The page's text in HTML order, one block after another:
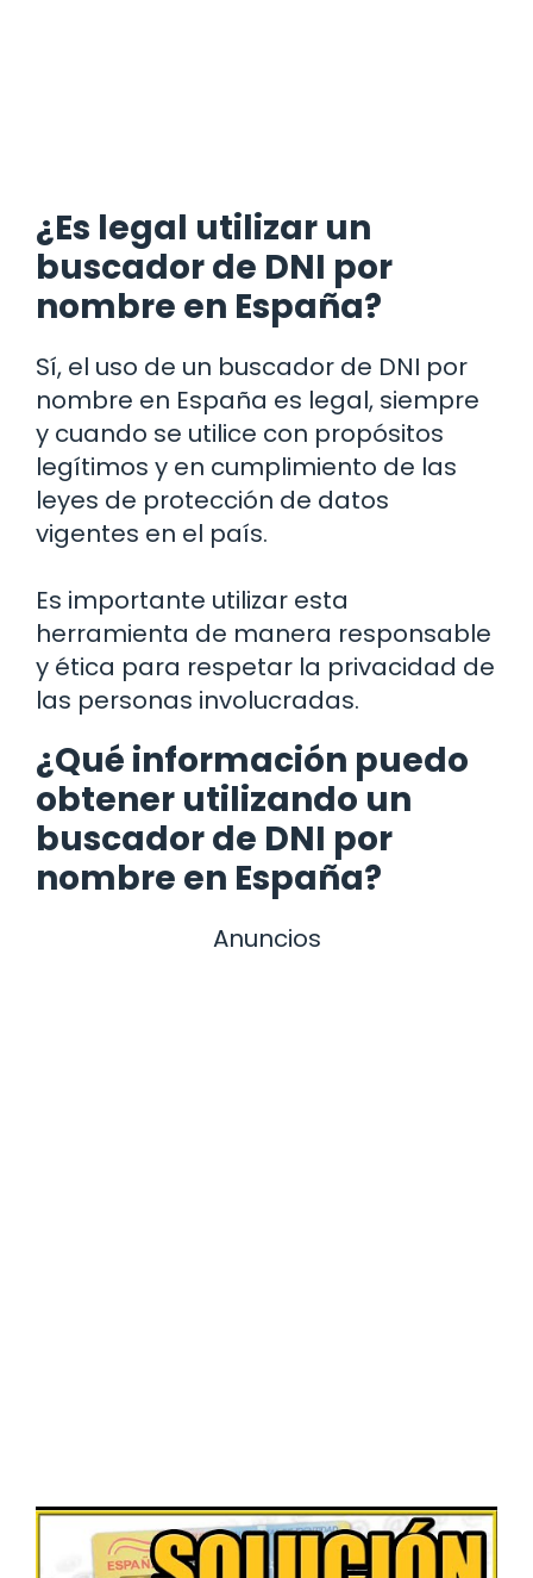
¿Es legal utilizar un
buscador de DNI por
nombre en España?
Sí, el uso de un buscador de DNI por
nombre en España es legal, siempre
y cuando se utilice con propósitos
legítimos y en cumplimiento de las
leyes de protección de datos
vigentes en el país.
Es importante utilizar esta
herramienta de manera responsable
y ética para respetar la privacidad de
las personas involucradas.
¿Qué información puedo
obtener utilizando un
buscador de DNI por
nombre en España?
Anuncios